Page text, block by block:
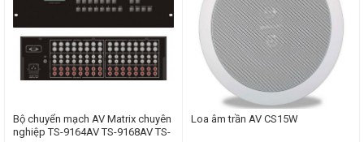
Bộ chuyển mạch AV Matrix chuyên
nghiệp TS-9164AV TS-9168AV TS-
Loa âm trần AV CS15W